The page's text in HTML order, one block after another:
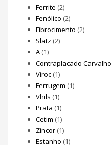
Ferrite (2)
Fenólico (2)
Fibrocimento (2)
Slatz (2)
A (1)
Contraplacado Carvalho
Viroc (1)
Ferrugem (1)
Vhils (1)
Prata (1)
Cetim (1)
Zincor (1)
Estanho (1)